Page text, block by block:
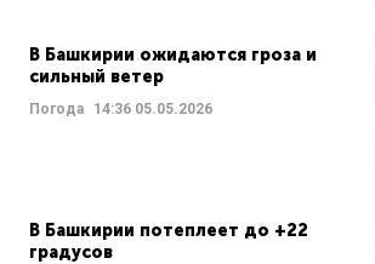
В Башкирии ожидаются гроза и
сильный ветер
Погода 14:36 05.05.2026
В Башкирии потеплеет до +22
градусов